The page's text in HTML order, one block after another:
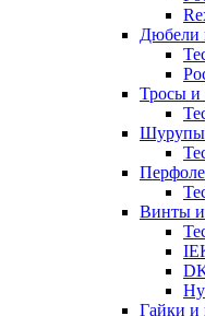
Дюбели
Тросы и
Шурупы
Винты
Гайки